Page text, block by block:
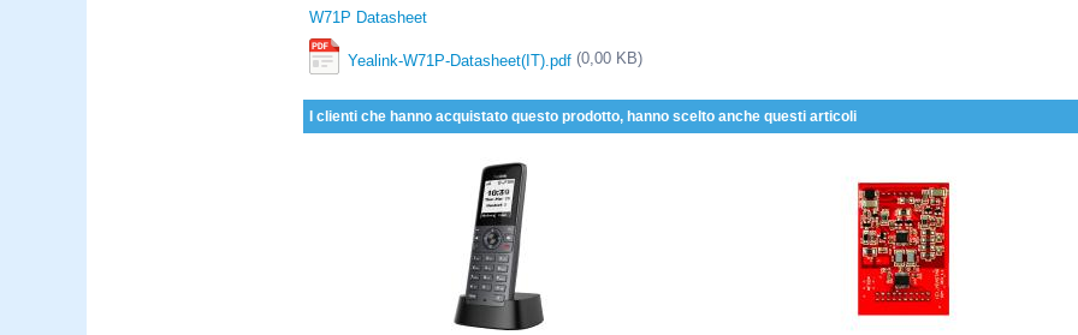
W71P Datasheet
Yealink-W71P-Datasheet(IT).pdf (0,00 KB)
I clienti che hanno acquistato questo prodotto, hanno scelto anche questi articoli